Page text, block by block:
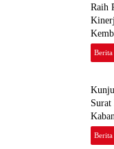
Raih
Berita
Surat
Berita